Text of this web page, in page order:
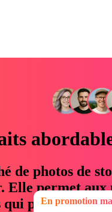
de photos de
Elle permet
qui permettent
En promotion